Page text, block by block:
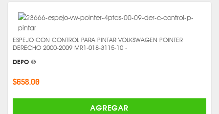
ESPEJO CON CONTROL PARA PINTAR VOLKSWAGEN POINTER
DERECHO 2000-2009 MR1-018-3115-10 -
DEPO ®
$658.00
AGREGAR